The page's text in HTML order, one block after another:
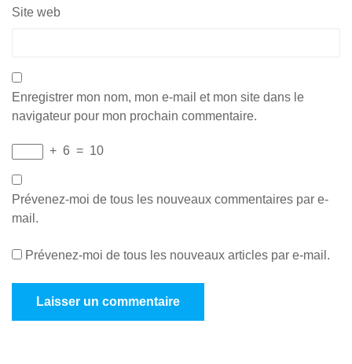
Site web
Enregistrer mon nom, mon e-mail et mon site dans le
navigateur pour mon prochain commentaire.
+ 6 = 10
Prévenez-moi de tous les nouveaux commentaires par e-
mail.
Prévenez-moi de tous les nouveaux articles par e-mail.